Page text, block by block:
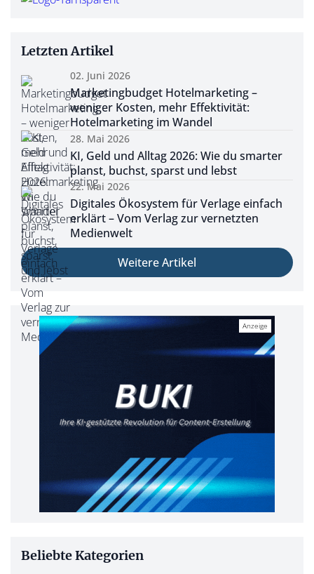
Letzten Artikel
02. Juni 2026
Marketingbudget Hotelmarketing –
weniger Kosten, mehr Effektivität:
Hotelmarketing im Wandel
28. Mai 2026
KI, Geld und Alltag 2026: Wie du smarter
planst, buchst, sparst und lebst
22. Mai 2026
Digitales Ökosystem für Verlage einfach
erklärt – Vom Verlag zur vernetzten
Medienwelt
Weitere Artikel
Beliebte Kategorien